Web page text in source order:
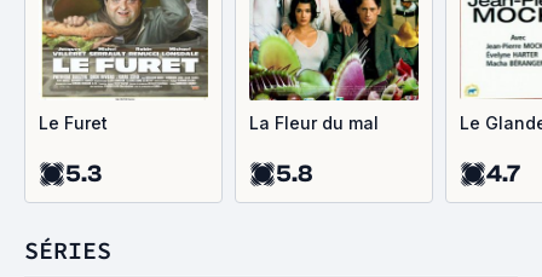
Le Furet
5.3
La Fleur du mal
5.8
Le
4.7
SÉRIES